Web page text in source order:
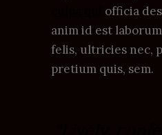
officia
anim id est
felis, ultricies nec,
pretium quis, sem.